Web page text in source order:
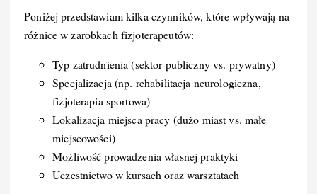
Poniżej przedstawiam kilka czynników, które wpływają na
różnice w zarobkach fizjoterapeutów:
Typ zatrudnienia (sektor publiczny vs. prywatny)
Specjalizacja (np. rehabilitacja neurologiczna,
fizjoterapia sportowa)
Lokalizacja miejsca pracy (dużo miast vs. małe
miejscowości)
Możliwość prowadzenia własnej praktyki
Uczestnictwo w kursach oraz warsztatach